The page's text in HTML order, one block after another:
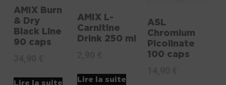
AMIX Burn
& Dry
Black Line
90 caps
Lire la suite
AMIX L-
Carnitine
Drink 250 ml
Lire la suite
ASL
Chromium
Picolinate
100 caps